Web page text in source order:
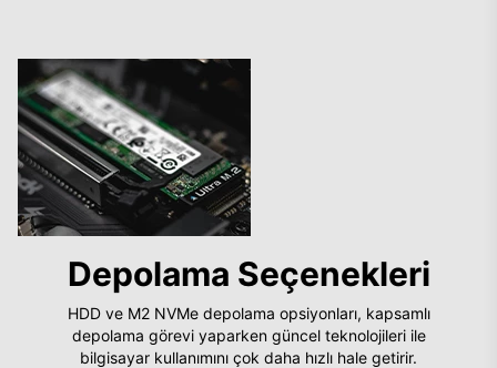
Depolama Seçenekleri
HDD ve M2 NVMe depolama opsiyonları, kapsamlı
depolama görevi yaparken güncel teknolojileri ile
bilgisayar kullanımını çok daha hızlı hale getirir.